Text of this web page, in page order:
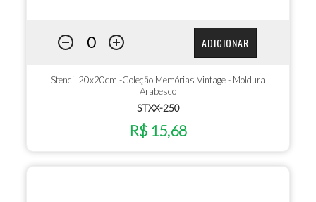
ADICIONAR
Stencil 20x20cm -Coleção Memórias Vintage - Moldura
Arabesco
STXX-250
R$ 15,68